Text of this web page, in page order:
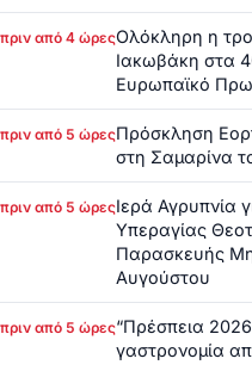
πριν από 4 ώρεςΟλόκληρη η
Ιακωβάκη στα
Ευρωπαϊκό
πριν από 5 ώρεςΠρόσκληση
στη Σαμαρίνα
πριν από 5 ώρεςΙερά Αγρυπνία
Υπεραγίας
Παρασκευής
Αυγούστου
πριν από 5 ώρες“Πρέσπεια
γαστρονομία